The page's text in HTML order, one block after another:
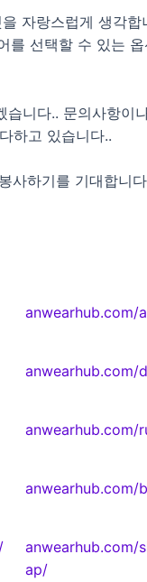
자랑스럽게 생각
선택할 수 있는
니다.. 문의사항이
하고 있습니다..
하기를 기대합니
anwearhub.com/
anwearhub.com/
anwearhub.com/
anwearhub.com/
anwearhub.com/
ap/